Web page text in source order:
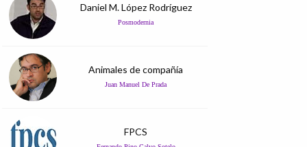
Daniel M. López Rodríguez
Posmodernia
Animales de compañía
Juan Manuel De Prada
FPCS